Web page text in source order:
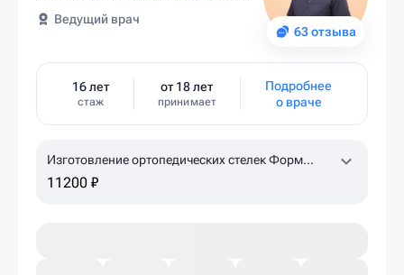
63 отзыва
Ведущий врач
16 лет
стаж
от 18 лет
принимает
Подробнее
о враче
Изготовление ортопедических стелек Форм
Тотикс
11200 ₽